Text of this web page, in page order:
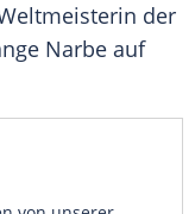
der
Narbe auf